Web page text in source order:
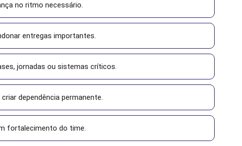
no ritmo necessário.
entregas importantes.
jornadas ou sistemas críticos.
dependência permanente.
fortalecimento do time.